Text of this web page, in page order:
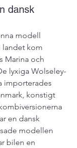
dansk
modell
landet kom
Marina och
lyxiga Wolseley-
importerades
konstigt
en dansk
modellen
bilen en